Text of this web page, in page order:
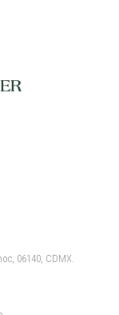
06140, CDMX.